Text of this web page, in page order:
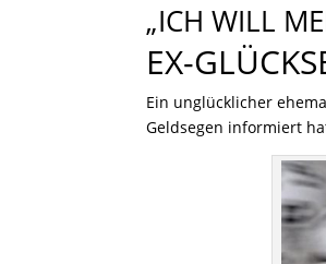
„ICH WILL
EX-
Ein unglücklicher
Geldsegen informiert